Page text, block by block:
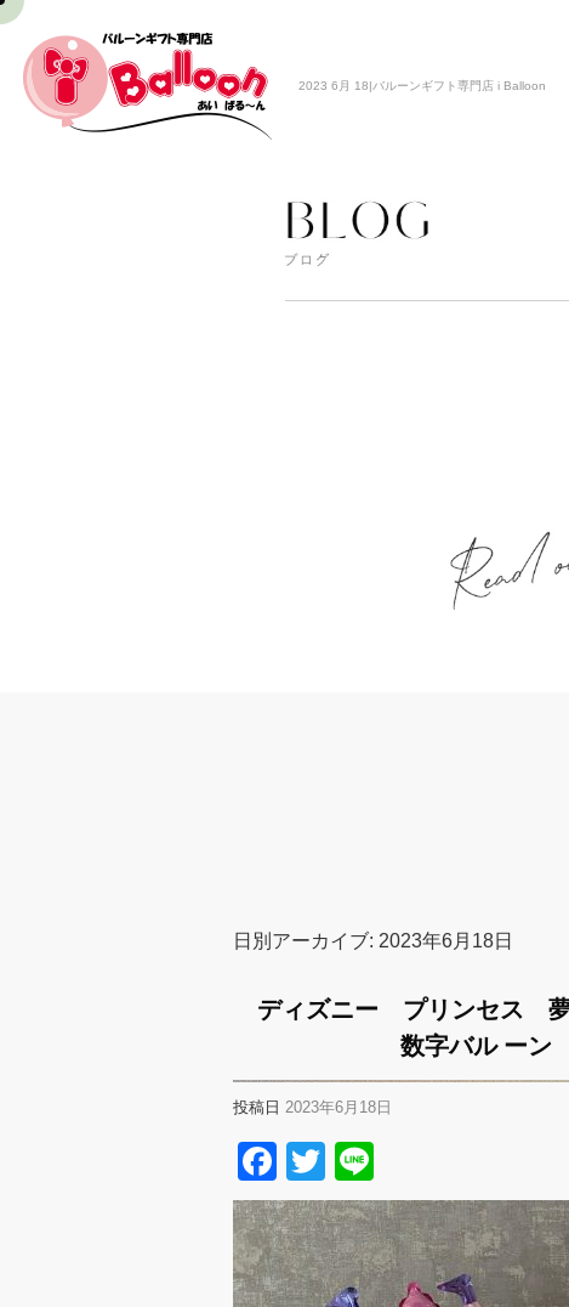
2023 6月 18|バルーンギフト専門店 i Balloon
日別アーカイブ: 2023年6月18日
ディズニー プリンセス
数字バル ー
投稿日 2023年6月18日
Facebook
Twitter